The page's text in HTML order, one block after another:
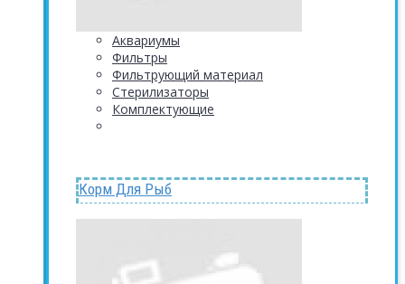
Аквариумы
Фильтры
Фильтрующий материал
Стерилизаторы
Комплектующие
Корм Для Рыб